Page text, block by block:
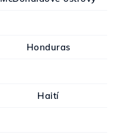
Honduras
Haití